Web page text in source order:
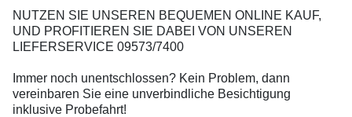
NUTZEN SIE UNSEREN BEQUEMEN ONLINE KAUF,
UND PROFITIEREN SIE DABEI VON UNSEREN
LIEFERSERVICE 09573/7400
Immer noch unentschlossen? Kein Problem, dann
vereinbaren Sie eine unverbindliche Besichtigung
inklusive Probefahrt!